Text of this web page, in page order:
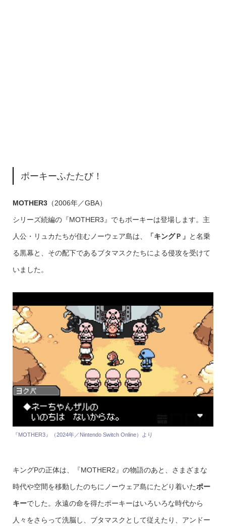
ポーキーふたたび！
MOTHER3（2006年／GBA）
シリーズ続編の『MOTHER3』でもポーキーは登場します。主
人公・リュカたちが住むノーウェア島は、 「キングＰ」 と名乗
る黒幕と、その配下であるブタマスクたちによる侵攻を受けて
いました。
『MOTHER3』（2024年／Nintendo Switch Online）より
キングPの正体は、『MOTHER2』の物語のあと、さまざまな
時代や空間を移動したのちにノーウェア島にたどり着いたポー
キーでした。永遠の命を得たポーキーはいろいろな時代から
人々をさらって洗脳し、ブタマスクとして従えたり、アンドー